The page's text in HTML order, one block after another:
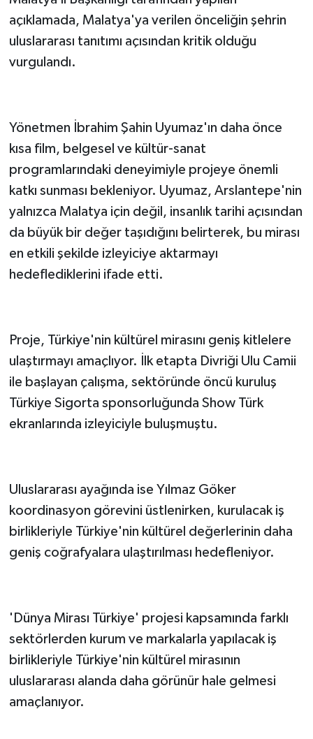
açıklamada, Malatya'ya verilen önceliğin şehrin
uluslararası tanıtımı açısından kritik olduğu
vurgulandı.
Yönetmen İbrahim Şahin Uyumaz'ın daha önce
kısa film, belgesel ve kültür-sanat
programlarındaki deneyimiyle projeye önemli
katkı sunması bekleniyor. Uyumaz, Arslantepe'nin
yalnızca Malatya için değil, insanlık tarihi açısından
da büyük bir değer taşıdığını belirterek, bu mirası
en etkili şekilde izleyiciye aktarmayı
hedeflediklerini ifade etti.
Proje, Türkiye'nin kültürel mirasını geniş kitlelere
ulaştırmayı amaçlıyor. İlk etapta Divriği Ulu Camii
ile başlayan çalışma, sektöründe öncü kuruluş
Türkiye Sigorta sponsorluğunda Show Türk
ekranlarında izleyiciyle buluşmuştu.
Uluslararası ayağında ise Yılmaz Göker
koordinasyon görevini üstlenirken, kurulacak iş
birlikleriyle Türkiye'nin kültürel değerlerinin daha
geniş coğrafyalara ulaştırılması hedefleniyor.
'Dünya Mirası Türkiye' projesi kapsamında farklı
sektörlerden kurum ve markalarla yapılacak iş
birlikleriyle Türkiye'nin kültürel mirasının
uluslararası alanda daha görünür hale gelmesi
amaçlanıyor.